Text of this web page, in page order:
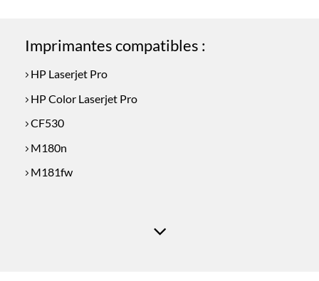
Imprimantes compatibles :
HP Laserjet Pro
HP Color Laserjet Pro
CF530
M180n
M181fw